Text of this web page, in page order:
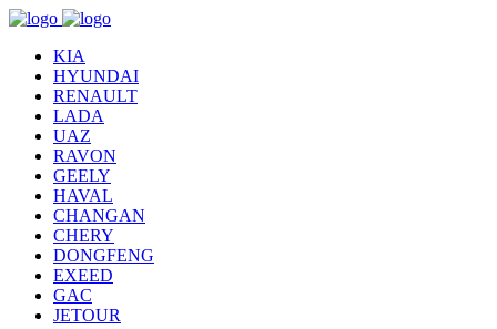
KIA
HYUNDAI
RENAULT
LADA
UAZ
RAVON
GEELY
HAVAL
CHANGAN
CHERY
DONGFENG
EXEED
GAC
JETOUR